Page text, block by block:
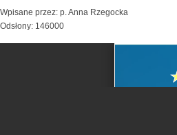
Wpisane przez: p. Anna Rzegocka
Odsłony: 146000